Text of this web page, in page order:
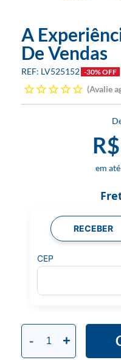
A
De Vendas
LV525152 -30% OFF
Avalie
- +
RECEBER
CEP